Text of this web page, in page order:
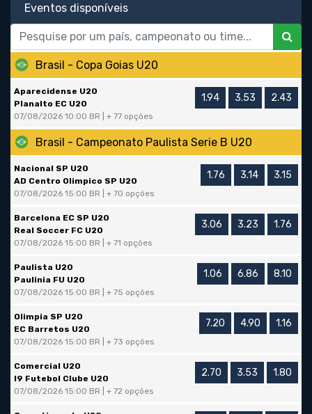
Eventos disponíveis
Brasil - Copa Goias U20
Aparecidense U20
Planalto EC U20
07/08/2026 10:00 BR | + 77 opções
1.94 3.53 2.43
Brasil - Campeonato Paulista Serie B U20
Nacional SP U20
AD Centro Olimpico SP U20
07/08/2026 15:00 BR | + 70 opções
1.76 3.14 3.15
Barcelona EC SP U20
Real Soccer FC U20
07/08/2026 15:00 BR | + 71 opções
3.06 3.23 1.76
Paulista U20
Paulinia FU U20
07/08/2026 15:00 BR | + 75 opções
1.06 6.86 8.10
Olimpia SP U20
EC Barretos U20
07/08/2026 15:00 BR | + 73 opções
7.20 4.90 1.16
Comercial U20
I9 Futebol Clube U20
07/08/2026 15:00 BR | + 72 opções
2.70 3.53 1.80